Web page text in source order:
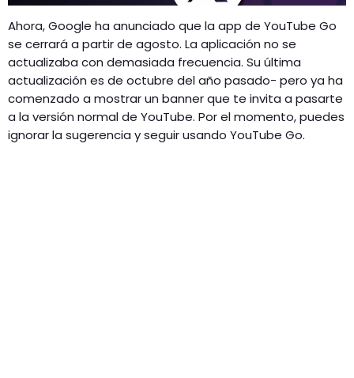
Ahora, Google ha anunciado que la app de YouTube Go
se cerrará a partir de agosto. La aplicación no se
actualizaba con demasiada frecuencia. Su última
actualización es de octubre del año pasado- pero ya ha
comenzado a mostrar un banner que te invita a pasarte
a la versión normal de YouTube. Por el momento, puedes
ignorar la sugerencia y seguir usando YouTube Go.